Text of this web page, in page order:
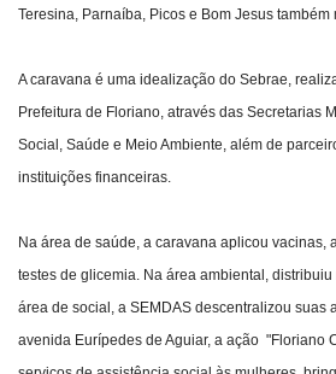
Teresina, Parnaíba, Picos e Bom Jesus
A caravana é uma idealização do Sebrae,
Prefeitura de Floriano, através das Secretarias
Social, Saúde e Meio Ambiente, além de
instituições financeiras.
Na área de saúde, a caravana aplicou vacinas,
testes de glicemia. Na área ambiental,
área de social, a SEMDAS descentralizou suas
avenida Eurípedes de Aguiar, a ação "Floriano